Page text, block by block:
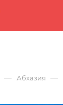
— Абхазия —